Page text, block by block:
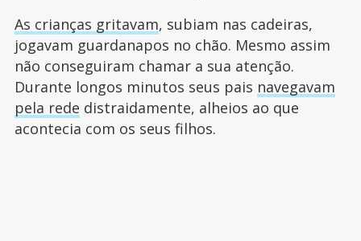
As crianças gritavam, subiam nas cadeiras,
jogavam guardanapos no chão. Mesmo assim
não conseguiram chamar a sua atenção.
Durante longos minutos seus pais navegavam
pela rede distraidamente, alheios ao que
acontecia com os seus filhos.